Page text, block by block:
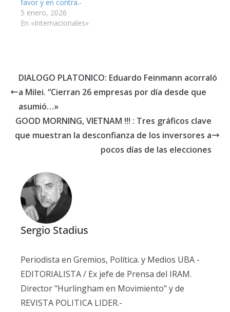
favor y en contra.-
5 enero, 2026
En «Internacionales»
DIALOGO PLATONICO: Eduardo Feinmann acorraló
a Milei. “Cierran 26 empresas por día desde que
asumió…»
GOOD MORNING, VIETNAM !!! : Tres gráficos clave
que muestran la desconfianza de los inversores a
pocos días de las elecciones
Sergio Stadius
Periodista en Gremios, Política. y Medios UBA -
EDITORIALISTA / Ex jefe de Prensa del IRAM.
Director "Hurlingham en Movimiento" y de
REVISTA POLITICA LIDER.-